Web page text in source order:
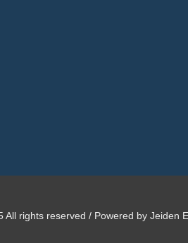
rights reserved / Powered by Jeiden